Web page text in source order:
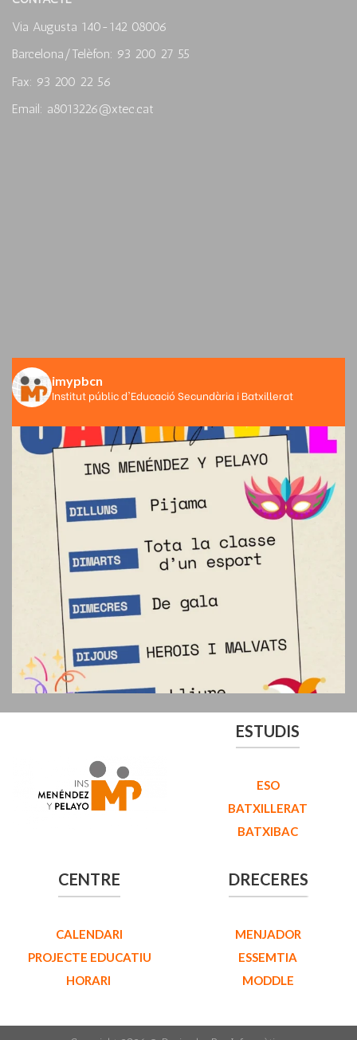
Via Augusta 140-142 08006
Barcelona/Telèfon: 93 200 27 55
Fax: 93 200 22 56
Email: a8013226@xtec.cat
imypbcn
Institut públic d'Educació Secundària i Batxillerat
ESTUDIS
ESO
BATXILLERAT
BATXIBAC
CENTRE
CALENDARI
PROJECTE EDUCATIU
HORARI
DRECERES
MENJADOR
ESSEMTIA
MODDLE